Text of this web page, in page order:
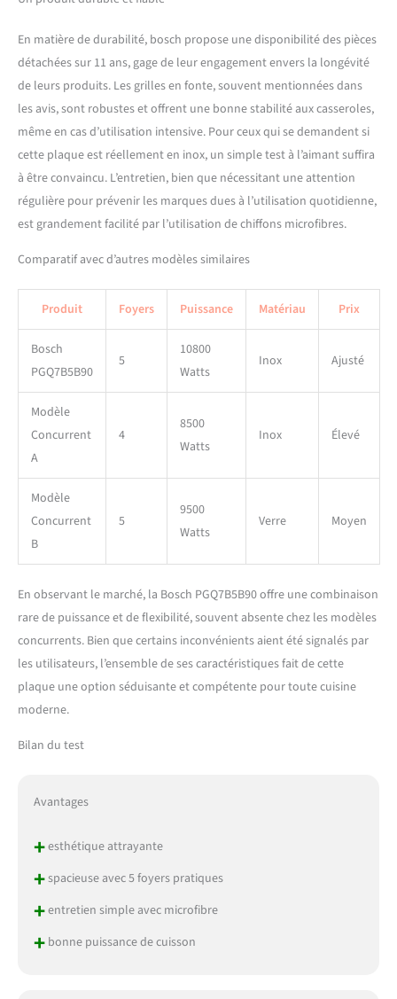
En matière de durabilité, bosch propose une disponibilité des pièces
détachées sur 11 ans, gage de leur engagement envers la longévité
de leurs produits. Les grilles en fonte, souvent mentionnées dans
les avis, sont robustes et offrent une bonne stabilité aux casseroles,
même en cas d’utilisation intensive. Pour ceux qui se demandent si
cette plaque est réellement en inox, un simple test à l’aimant suffira
à être convaincu. L’entretien, bien que nécessitant une attention
régulière pour prévenir les marques dues à l’utilisation quotidienne,
est grandement facilité par l’utilisation de chiffons microfibres.
Comparatif avec d’autres modèles similaires
Produit Foyers Puissance Matériau Prix
Bosch
PGQ7B5B90
5
10800
Watts
Inox Ajusté
Modèle
Concurrent
A
4
8500
Watts
Inox Élevé
Modèle
Concurrent
B
5
9500
Watts
Verre Moyen
En observant le marché, la Bosch PGQ7B5B90 offre une combinaison
rare de puissance et de flexibilité, souvent absente chez les modèles
concurrents. Bien que certains inconvénients aient été signalés par
les utilisateurs, l’ensemble de ses caractéristiques fait de cette
plaque une option séduisante et compétente pour toute cuisine
moderne.
Bilan du test
Avantages
+esthétique attrayante
+spacieuse avec 5 foyers pratiques
+entretien simple avec microfibre
+bonne puissance de cuisson